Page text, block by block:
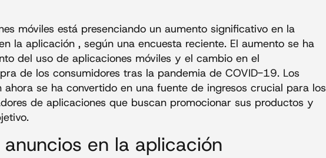
móviles está presenciando un aumento significativo en la
la aplicación , según una encuesta reciente. El aumento se ha
del uso de aplicaciones móviles y el cambio en el
de los consumidores tras la pandemia de COVID-19. Los
ahora se ha convertido en una fuente de ingresos crucial para los
de aplicaciones que buscan promocionar sus productos y
en la aplicación